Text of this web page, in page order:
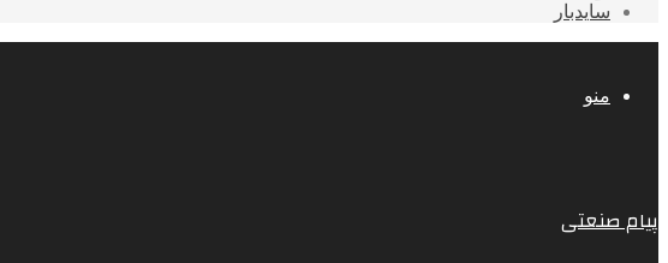
سایدبار
منو
پیام صنعتی